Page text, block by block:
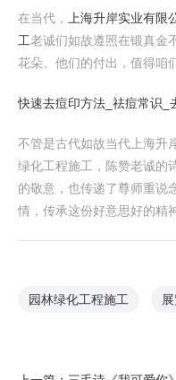
在当代，
上海升岸实业有
工老诚们如故遵照在锻真金
花朵。他们的付出，值得咱
快速去痘印方法_祛痘常识_
不管是古代如故当代上海升
绿化工程施工，陈赞老诚的
的敬意，也传递了尊师重说
情，传承这份好意思好的精
园林绿化工程施工